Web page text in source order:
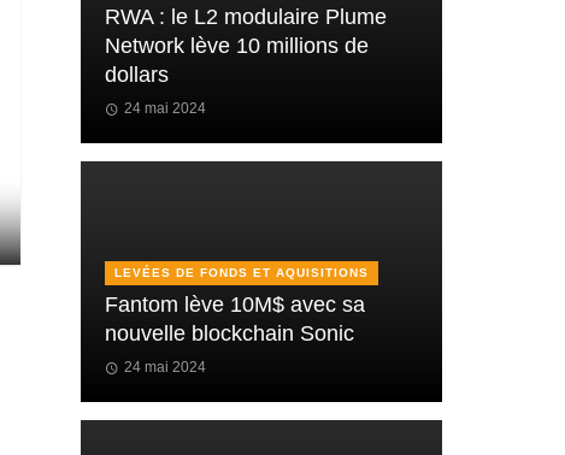
RWA : le L2 modulaire Plume
Network lève 10 millions de
dollars
24 mai 2024
LEVÉES DE FONDS ET AQUISITIONS
Fantom lève 10M$ avec sa
nouvelle blockchain Sonic
24 mai 2024